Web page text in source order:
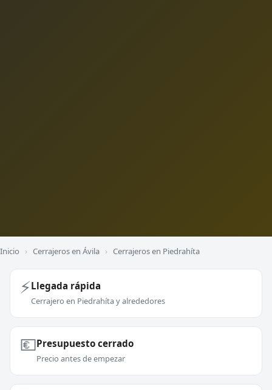
Inicio › Cerrajeros en Ávila › Cerrajeros en Piedrahíta
⚡Llegada rápida
Cerrajero en Piedrahíta y alrededores
💶Presupuesto cerrado
Precio antes de empezar